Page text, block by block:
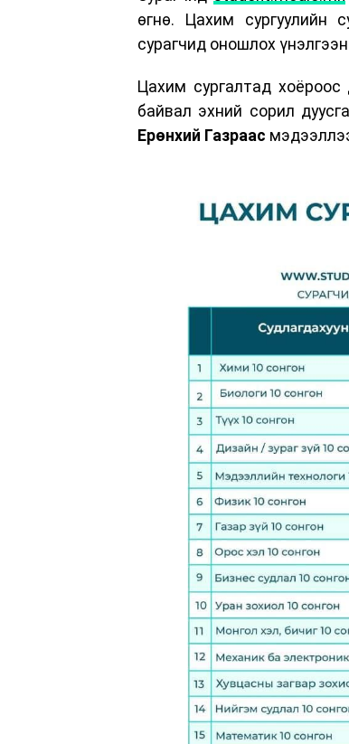
өгнө. Цахим сургуулийн
сурагчид оношлох
Цахим сургалтад
байвал эхний сорил
Ерөнхий Газраас